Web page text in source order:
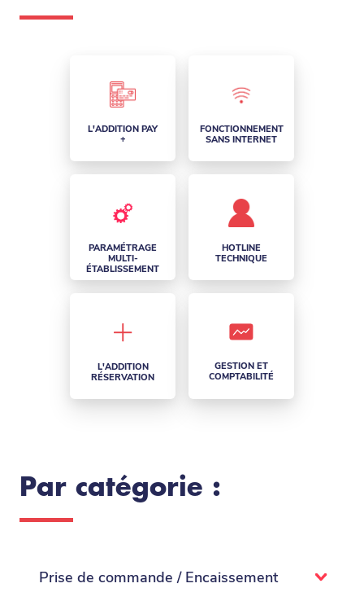
L'ADDITION PAY
+
FONCTIONNEMENT
SANS INTERNET
PARAMÉTRAGE
MULTI-
ÉTABLISSEMENT
HOTLINE
TECHNIQUE
L'ADDITION
RÉSERVATION
GESTION ET
COMPTABILITÉ
Par catégorie :
Prise de commande / Encaissement